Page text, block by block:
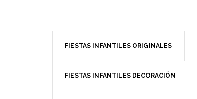
FIESTAS INFANTILES ORIGINALES
FIESTAS INFANTILES DECORACIÓN